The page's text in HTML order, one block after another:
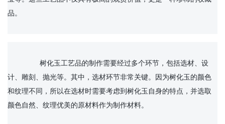
品。
计、雕刻、抛光等。其中，选材环节非常关键。因为树化玉的颜色
和纹理不同，所以在选材时需要考虑到树化玉自身的特点，并选取
颜色自然、纹理优美的原材料作为制作材料。